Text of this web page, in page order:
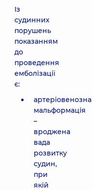
Із
судинних
порушень
показанням
до
проведення
емболізації
є:
артеріовенозна
мальформація
–
вроджена
вада
розвитку
судин,
при
якій